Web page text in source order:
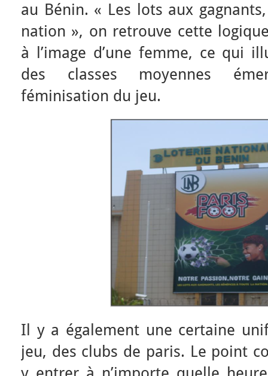
au Bénin. « Les lots aux
nation », on retrouve cette
à l’image d’une femme, ce qui
des classes moyennes
féminisation du jeu.
Il y a également une certaine
jeu, des clubs de paris. Le point